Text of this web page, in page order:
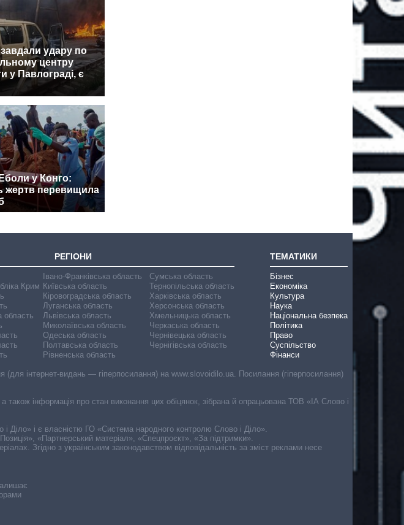
удару по
центру
у Павлограді, є
у Конго:
жертв перевищила
РЕГІОНИ
Крим
область
Івано-Франківська область
Київська область
Кіровоградська область
Луганська область
Львівська область
Миколаївська область
Одеська область
Полтавська область
Рівненська область
Сумська область
Тернопільська область
Харківська область
Херсонська область
Хмельницька область
Черкаська область
Чернівецька область
Чернігівська область
ТЕМАТИКИ
Бізнес
Економіка
Культура
Наука
Національна безпека
Політика
Право
Суспільство
Фінанси
(для інтернет-видань — гіперпосилання) на www.slovoidilo.ua. Посилання (гіперпосилання)
також інформація про стан виконання цих обіцянок, зібрана й опрацьована ТОВ «ІА Слово і
Діло» і є власністю ГО «Система народного контролю Слово і Діло».
«Партнерський матеріал», «Спецпроєкт», «За підтримки».
Згідно з українським законодавством відповідальність за зміст реклами несе